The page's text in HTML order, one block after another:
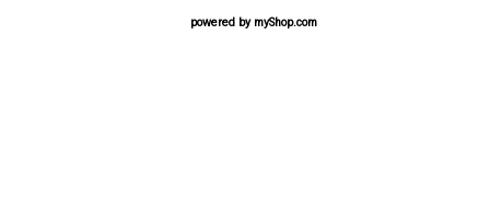
powered by myShop.com